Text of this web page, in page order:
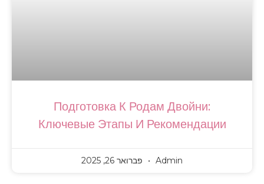
Подготовка К Родам Двойни:
Ключевые Этапы И Рекомендации
Admin פברואר 26, 2025